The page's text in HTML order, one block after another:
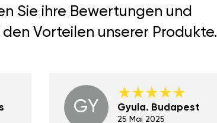
Sie ihre Bewertungen und
Vorteilen unserer Produkte.
GY Gyula. Budapest
25 Mai 2025